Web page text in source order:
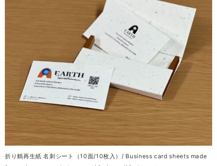
折り鶴再生紙 名刺シート（10面/10枚入）/ Business card sheets made